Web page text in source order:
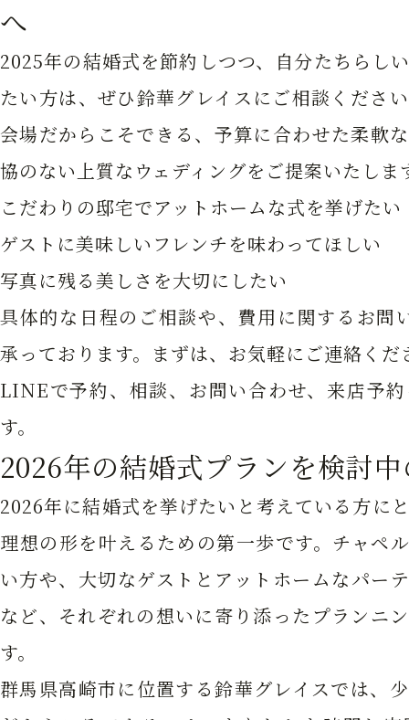
へ
2025年の結婚式を節約しつつ、自分たちらし
たい方は、ぜひ鈴華グレイスにご相談くださ
会場だからこそできる、予算に合わせた柔軟
協のない上質なウェディングをご提案いたしま
こだわりの邸宅でアットホームな式を挙げたい
ゲストに美味しいフレンチを味わってほしい
写真に残る美しさを大切にしたい
具体的な日程のご相談や、費用に関するお問
承っております。まずは、お気軽にご連絡くだ
LINEで予約、相談、お問い合わせ、来店予
す。
2026年の結婚式プランを検討
2026年に結婚式を挙げたいと考えている方に
理想の形を叶えるための第一歩です。チャペ
い方や、大切なゲストとアットホームなパー
など、それぞれの想いに寄り添ったプランニ
す。
群馬県高崎市に位置する鈴華グレイスでは、